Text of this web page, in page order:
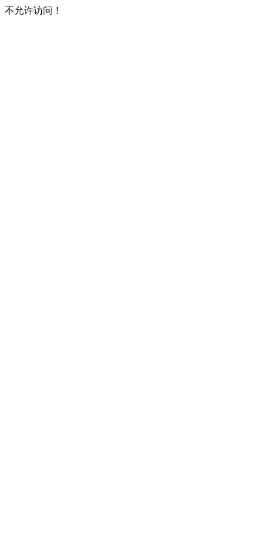
不允许访问！